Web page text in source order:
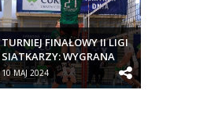
TURNIEJ FINAŁOWY II LIGI
SIATKARZY: WYGRANA
CM SOLEUS KLUB
SPORTOWY...
10 MAJ 2024